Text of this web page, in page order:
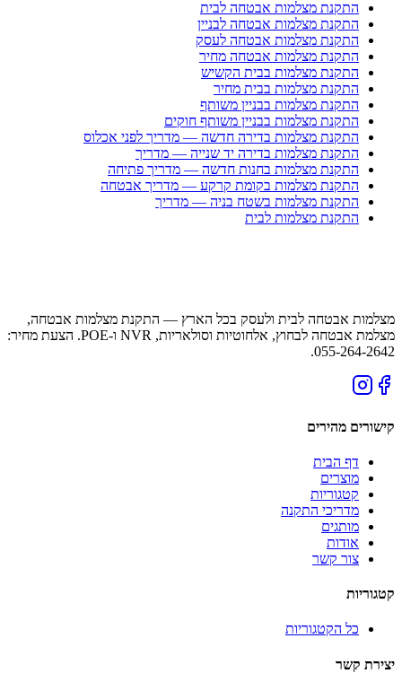
התקנת מצלמות אבטחה לבית
התקנת מצלמות אבטחה לבניין
התקנת מצלמות אבטחה לעסק
התקנת מצלמות אבטחה מחיר
התקנת מצלמות בבית הקשיש
התקנת מצלמות בבית מחיר
התקנת מצלמות בבניין משותף
התקנת מצלמות בבניין משותף חוקים
התקנת מצלמות בדירה חדשה — מדריך לפני אכלוס
התקנת מצלמות בדירה יד שנייה — מדריך
התקנת מצלמות בחנות חדשה — מדריך פתיחה
התקנת מצלמות בקומת קרקע — מדריך אבטחה
התקנת מצלמות בשטח בניה — מדריך
התקנת מצלמות לבית
מצלמות אבטחה לבית ולעסק בכל הארץ — התקנת מצלמות אבטחה,
מצלמת אבטחה לבחוץ, אלחוטיות וסולאריות, NVR ו-POE. הצעת מחיר:
055-264-2642.
קישורים מהירים
דף הבית
מוצרים
קטגוריות
מדריכי התקנה
מותגים
אודות
צור קשר
קטגוריות
כל הקטגוריות
יצירת קשר